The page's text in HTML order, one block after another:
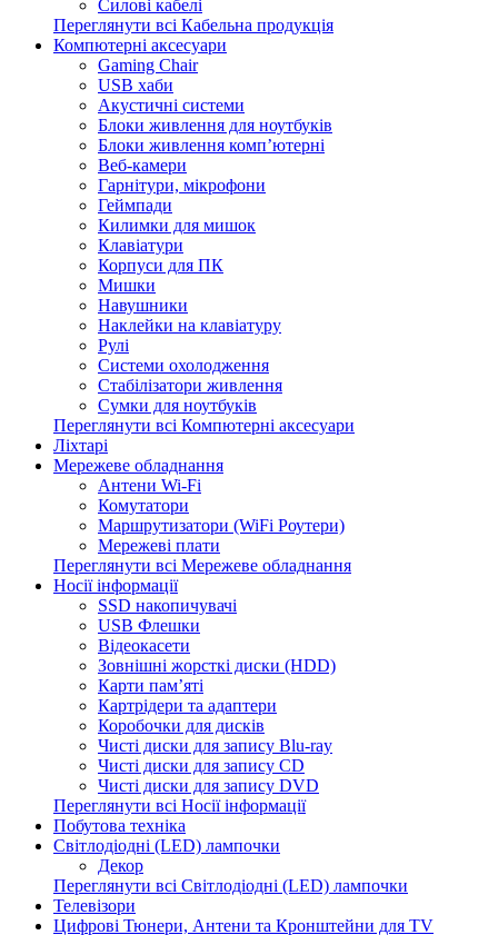
Силові кабелі
Переглянути всі Кабельна продукція
Компютерні аксесуари
Gaming Chair
USB хаби
Акустичні системи
Блоки живлення для ноутбуків
Блоки живлення комп’ютерні
Веб-камери
Гарнітури, мікрофони
Геймпади
Килимки для мишок
Клавіатури
Корпуси для ПК
Мишки
Навушники
Наклейки на клавіатуру
Рулі
Системи охолодження
Стабілізатори живлення
Сумки для ноутбуків
Переглянути всі Компютерні аксесуари
Ліхтарі
Мережеве обладнання
Антени Wi-Fi
Комутатори
Маршрутизатори (WiFi Роутери)
Мережеві плати
Переглянути всі Мережеве обладнання
Носії інформації
SSD накопичувачі
USB Флешки
Відеокасети
Зовнішні жорсткі диски (HDD)
Карти пам’яті
Картрідери та адаптери
Коробочки для дисків
Чисті диски для запису Blu-ray
Чисті диски для запису CD
Чисті диски для запису DVD
Переглянути всі Носії інформації
Побутова техніка
Світлодіодні (LED) лампочки
Декор
Переглянути всі Світлодіодні (LED) лампочки
Телевізори
Цифрові Тюнери, Антени та Кронштейни для TV